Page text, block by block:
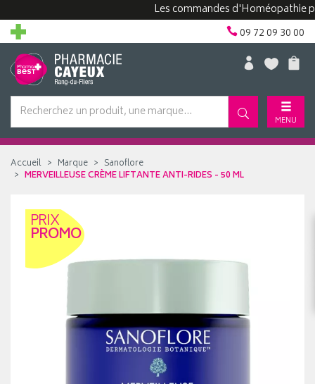
Les commandes d'Homéopathie
09 72 09 30 00
MENU
Accueil Marque
Sanoflore
MERVEILLEUSE CRÈME LIFTANTE ANTI-RIDES - 50 ML
PRIX
PROMO